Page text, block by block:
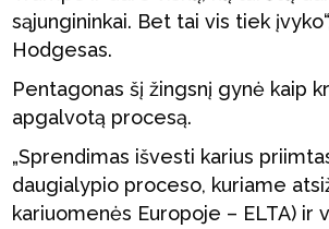
sąjungininkai. Bet tai vis tiek
Hodgesas.
Pentagonas šį žingsnį gynė kaip
apgalvotą procesą.
„Sprendimas išvesti karius
daugialypio proceso, kuriame
kariuomenės Europoje – ELTA) ir